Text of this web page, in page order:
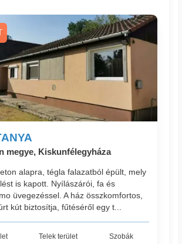
megye, Kiskunfélegyháza
alapra, tégla falazatból épült, mely
is kapott. Nyílászárói, fa és
üvegezéssel. A ház összkomfortos,
kút biztosítja, fűtéséről egy t...
Telek terület Szobák